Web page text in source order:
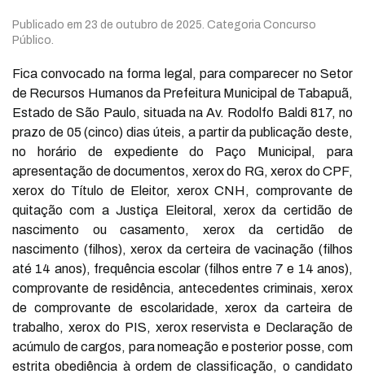
Publicado em 23 de outubro de 2025 . Categoria Concurso
Público.
Fica convocado na forma legal, para comparecer no Setor
de Recursos Humanos da Prefeitura Municipal de Tabapuã,
Estado de São Paulo, situada na Av. Rodolfo Baldi 817, no
prazo de 05 (cinco) dias úteis, a partir da publicação deste,
no horário de expediente do Paço Municipal, para
apresentação de documentos, xerox do RG, xerox do CPF,
xerox do Título de Eleitor, xerox CNH, comprovante de
quitação com a Justiça Eleitoral, xerox da certidão de
nascimento ou casamento, xerox da certidão de
nascimento (filhos), xerox da certeira de vacinação (filhos
até 14 anos), frequência escolar (filhos entre 7 e 14 anos),
comprovante de residência, antecedentes criminais, xerox
de comprovante de escolaridade, xerox da carteira de
trabalho, xerox do PIS, xerox reservista e Declaração de
acúmulo de cargos, para nomeação e posterior posse, com
estrita obediência à ordem de classificação, o candidato